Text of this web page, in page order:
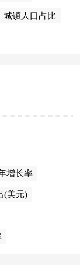
城镇人口占比
增长率
(美元)